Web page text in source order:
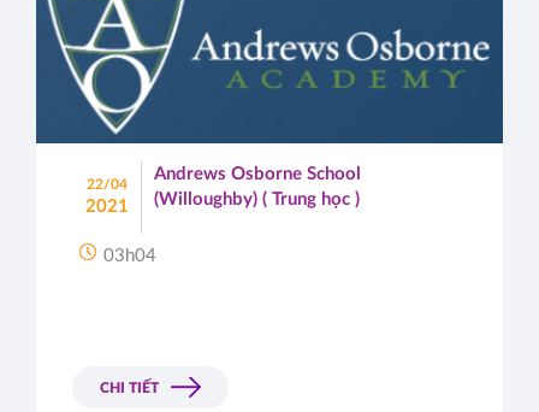
22/04
2021
Andrews Osborne School
(Willoughby) ( Trung học )
03h04
CHI TIẾT